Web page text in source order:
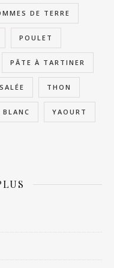
DE TERRE
POULET
PÂTE À TARTINER
THON
YAOURT